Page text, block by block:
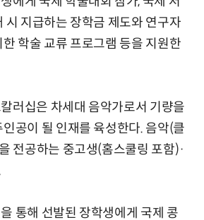
시 지급하는 장학금 제도와 연구자
학술 교류 프로그램 등을 지원한
러십은 차세대 음악가로서 기량을
공이 될 인재를 육성한다. 음악(클
전공하는 중고생(홈스쿨링 포함)·
통해 선발된 장학생에게 국제 콩